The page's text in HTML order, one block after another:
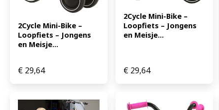
2Cycle Mini-Bike –
Loopfiets – Jongens
en Meisje...
€ 29,64
2Cycle Mini-Bike –
Loopfiets – Jongens
en Meisje...
€29,64